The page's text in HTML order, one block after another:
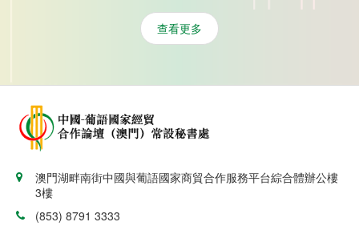
查看更多
澳門湖畔南街中國與葡語國家商貿合作服務平台綜合體辦公樓
3樓
(853) 8791 3333